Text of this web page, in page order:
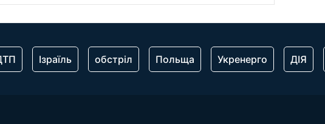
Ізраїль обстріл Польща Укренерго ДІЯ